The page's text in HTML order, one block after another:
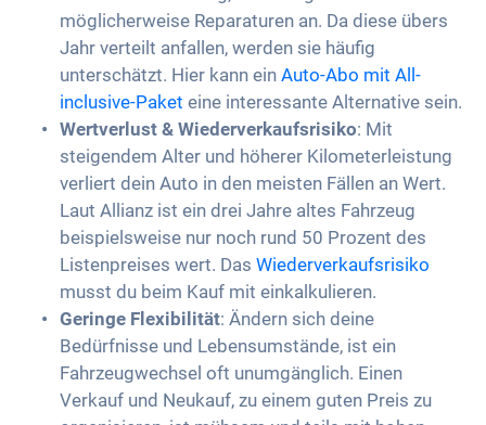
möglicherweise Reparaturen an. Da diese übers
Jahr verteilt anfallen, werden sie häufig
unterschätzt. Hier kann ein Auto-Abo mit All-
inclusive-Paket eine interessante Alternative sein.
Wertverlust & Wiederverkaufsrisiko: Mit
steigendem Alter und höherer Kilometerleistung
verliert dein Auto in den meisten Fällen an Wert.
Laut Allianz ist ein drei Jahre altes Fahrzeug
beispielsweise nur noch rund 50 Prozent des
Listenpreises wert. Das Wiederverkaufsrisiko
musst du beim Kauf mit einkalkulieren.
Geringe Flexibilität: Ändern sich deine
Bedürfnisse und Lebensumstände, ist ein
Fahrzeugwechsel oft unumgänglich. Einen
Verkauf und Neukauf, zu einem guten Preis zu